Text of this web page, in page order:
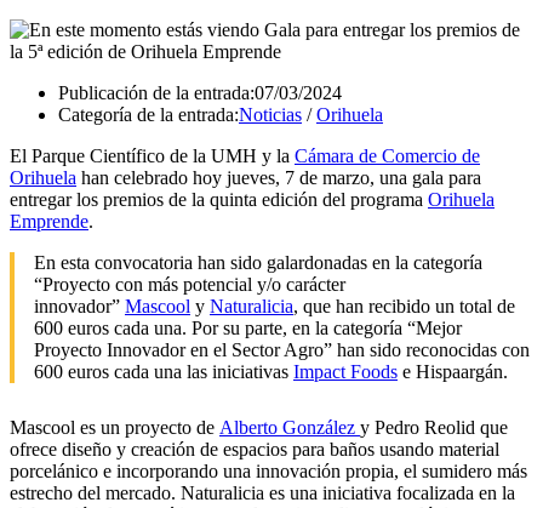
Publicación de la entrada:07/03/2024
Categoría de la entrada:Noticias / Orihuela
El Parque Científico de la UMH y la Cámara de Comercio de
Orihuela han celebrado hoy jueves, 7 de marzo, una gala para
entregar los premios de la quinta edición del programa Orihuela
Emprende.
En esta convocatoria han sido galardonadas en la categoría
“Proyecto con más potencial y/o carácter
innovador” Mascool y Naturalicia, que han recibido un total de
600 euros cada una. Por su parte, en la categoría “Mejor
Proyecto Innovador en el Sector Agro” han sido reconocidas con
600 euros cada una las iniciativas Impact Foods e Hispaargán.
Mascool es un proyecto de Alberto González y Pedro Reolid que
ofrece diseño y creación de espacios para baños usando material
porcelánico e incorporando una innovación propia, el sumidero más
estrecho del mercado. Naturalicia es una iniciativa focalizada en la